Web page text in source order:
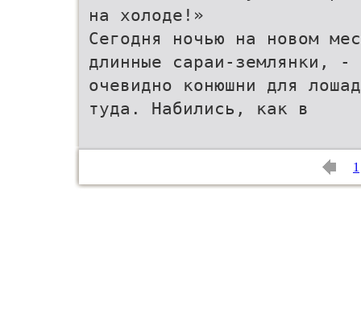
на холоде!»
Сегодня ночью на новом
длинные сараи-землянки, -
очевидно конюшни для
туда. Набились, как в
1